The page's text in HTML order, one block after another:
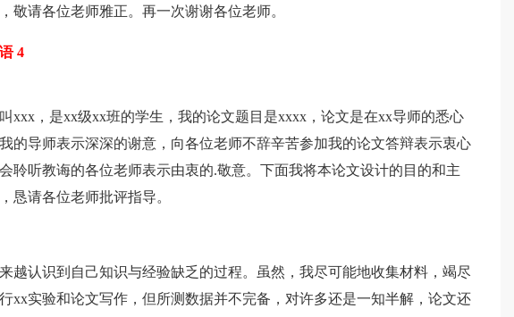
敬请各位老师雅正。再一次谢谢各位老师。
4
，是xx级xx班的学生，我的论文题目是xxxx，论文是在xx导师的悉心
的导师表示深深的谢意，向各位老师不辞辛苦参加我的论文答辩表示衷心
聆听教诲的各位老师表示由衷的.敬意。下面我将本论文设计的目的和主
恳请各位老师批评指导。
认识到自己知识与经验缺乏的过程。虽然，我尽可能地收集材料，竭尽
xx实验和论文写作，但所测数据并不完备，对许多还是一知半解，论文还